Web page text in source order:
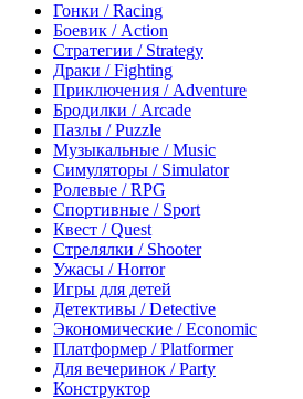
Гонки / Racing
Боевик / Action
Стратегии / Strategy
Драки / Fighting
Приключения / Adventure
Бродилки / Arcade
Пазлы / Puzzle
Музыкальные / Music
Симуляторы / Simulator
Ролевые / RPG
Спортивные / Sport
Квест / Quest
Стрелялки / Shooter
Ужасы / Horror
Игры для детей
Детективы / Detective
Экономические / Economic
Платформер / Platformer
Для вечеринок / Party
Конструктор